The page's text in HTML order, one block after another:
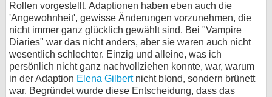
Rollen vorgestellt. Adaptionen haben eben auch die
'Angewohnheit', gewisse Änderungen vorzunehmen, die
nicht immer ganz glücklich gewählt sind. Bei "Vampire
Diaries" war das nicht anders, aber sie waren auch nicht
wesentlich schlechter. Einzig und alleine, was ich
persönlich nicht ganz nachvollziehen konnte, war, warum
in der Adaption Elena Gilbertnicht blond, sondern brünett
war. Begründet wurde diese Entscheidung, dass das